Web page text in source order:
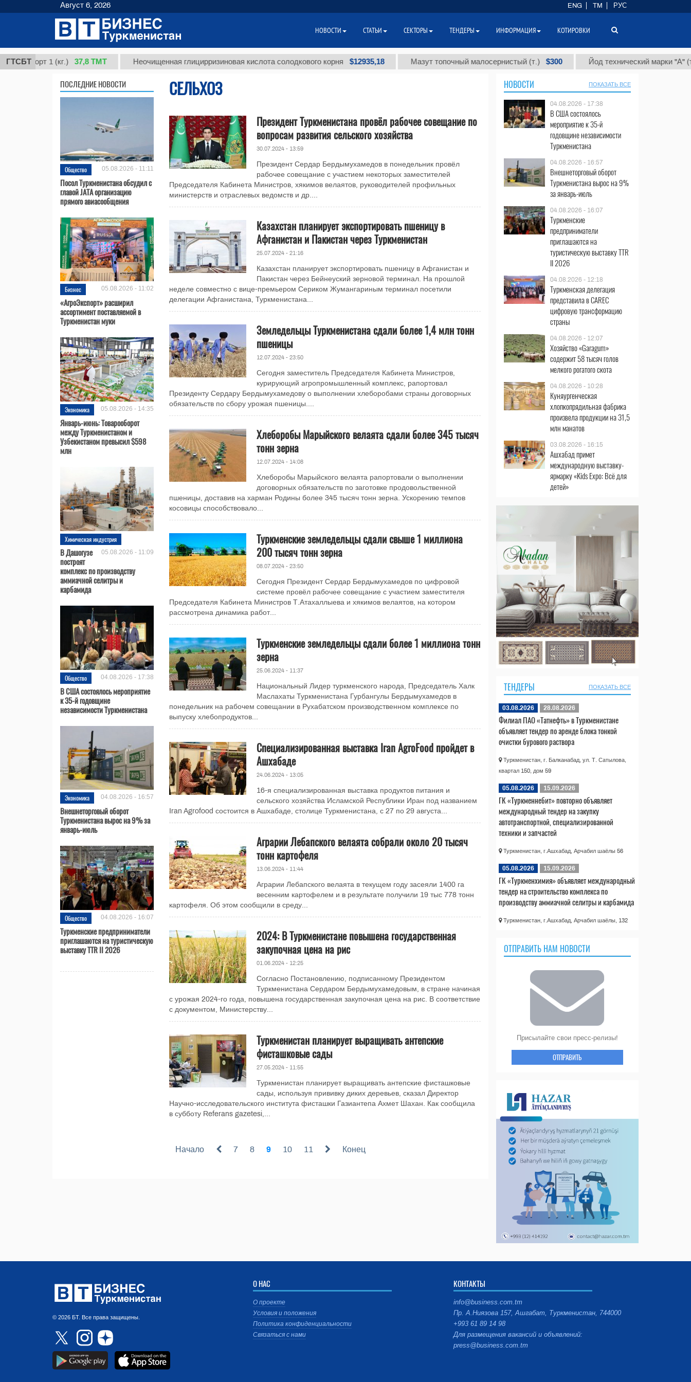
ГТСБТ
сорт 1 (кг.) 37,8 ТМТ Неочищенная глицирризиновая кислота солодкового корня $12935,18 Мазут топочный малосернистый (т.) $300 Йод технический марки "А" (т.)
ПОСЛЕДНИЕ НОВОСТИ
Общество 05.08.2026 - 11:11
Посол Туркменистана обсудил с
главой JATA организацию
прямого авиасообщения
Бизнес 05.08.2026 - 11:02
«АгроЭкспорт» расширил
ассортимент поставляемой в
Туркменистан муки
Экономика 05.08.2026 - 14:35
Январь-июнь: Товарооборот
между Туркменистаном и
Узбекистаном превысил $598
млн
Химическая индустрия
05.08.2026 - 11:09
В Дашогузе
построят
комплекс по производству
аммиачной селитры и
карбамида
Общество 04.08.2026 - 17:38
В США состоялось мероприятие
к 35-й годовщине
независимости Туркменистана
Экономика 04.08.2026 - 16:57
Внешнеторговый оборот
Туркменистана вырос на 9% за
январь-июль
Общество 04.08.2026 - 16:07
Туркменские предприниматели
приглашаются на туристическую
выставку TTR II 2026
СЕЛЬХОЗ
Президент Туркменистана провёл рабочее совещание по
вопросам развития сельского хозяйства
30.07.2024 - 13:59
Президент Сердар Бердымухамедов в понедельник провёл
рабочее совещание с участием некоторых заместителей
Председателя Кабинета Министров, хякимов велаятов, руководителей профильных
министерств и отраслевых ведомств и др....
Казахстан планирует экспортировать пшеницу в
Афганистан и Пакистан через Туркменистан
25.07.2024 - 21:16
Казахстан планирует экспортировать пшеницу в Афганистан и
Пакистан через Бейнеуский зерновой терминал. На прошлой
неделе совместно с вице-премьером Сериком Жумангариным терминал посетили
делегации Афганистана, Туркменистана...
Земледельцы Туркменистана сдали более 1,4 млн тонн
пшеницы
12.07.2024 - 23:50
Сегодня заместитель Председателя Кабинета Министров,
курирующий агропромышленный комплекс, рапортовал
Президенту Сердару Бердымухамедову о выполнении хлеборобами страны договорных
обязательств по сбору урожая пшеницы....
Хлеборобы Марыйского велаята сдали более 345 тысяч
тонн зерна
12.07.2024 - 14:08
Хлеборобы Марыйского велаята рапортовали о выполнении
договорных обязательств по заготовке продовольственной
пшеницы, доставив на харман Родины более 345 тысяч тонн зерна. Ускорению темпов
косовицы способствовало...
Туркменские земледельцы сдали свыше 1 миллиона
200 тысяч тонн зерна
08.07.2024 - 23:50
Сегодня Президент Сердар Бердымухамедов по цифровой
системе провёл рабочее совещание с участием заместителя
Председателя Кабинета Министров Т.Атахаллыева и хякимов велаятов, на котором
рассмотрена динамика работ...
Туркменские земледельцы сдали более 1 миллиона тонн
зерна
25.06.2024 - 11:37
Национальный Лидер туркменского народа, Председатель Халк
Маслахаты Туркменистана Гурбангулы Бердымухамедов в
понедельник на рабочем совещании в Рухабатском производственном комплексе по
выпуску хлебопродуктов...
Специализированная выставка Iran AgroFood пройдет в
Ашхабаде
24.06.2024 - 13:05
16-я специализированная выставка продуктов питания и
сельского хозяйства Исламской Республики Иран под названием
Iran Agrofood состоится в Ашхабаде, столице Туркменистана, с 27 по 29 августа...
Аграрии Лебапского велаята собрали около 20 тысяч
тонн картофеля
13.06.2024 - 11:44
Аграрии Лебапского велаята в текущем году засеяли 1400 га
весенним картофелем и в результате получили 19 тыс 778 тонн
картофеля. Об этом сообщили в среду...
2024: В Туркменистане повышена государственная
закупочная цена на рис
01.06.2024 - 12:25
Согласно Постановлению, подписанному Президентом
Туркменистана Сердаром Бердымухамедовым, в стране начиная
с урожая 2024-го года, повышена государственная закупочная цена на рис. В соответствие
с документом, Министерству...
Туркменистан планирует выращивать антепские
фисташковые сады
27.05.2024 - 11:55
Туркменистан планирует выращивать антепские фисташковые
сады, используя прививку диких деревьев, сказал Директор
Научно-исследовательского института фисташки Газиантепа Ахмет Шахан. Как сообщила
в субботу Referans gazetesi,...
Начало 7 8 9 10 11 Конец
НОВОСТИ ПОКАЗАТЬ ВСЕ
04.08.2026 - 17:38
В США состоялось
мероприятие к 35-й
годовщине независимости
Туркменистана
04.08.2026 - 16:57
Внешнеторговый оборот
Туркменистана вырос на 9%
за январь-июль
04.08.2026 - 16:07
Туркменские
предприниматели
приглашаются на
туристическую выставку TTR
II 2026
04.08.2026 - 12:18
Туркменская делегация
представила в CAREC
цифровую трансформацию
страны
04.08.2026 - 12:07
Хозяйство «Garagum»
содержит 58 тысяч голов
мелкого рогатого скота
04.08.2026 - 10:28
Куняургенческая
хлопкопрядильная фабрика
произвела продукции на 31,5
млн манатов
03.08.2026 - 16:15
Ашхабад примет
международную выставку-
ярмарку «Kids Expo: Всё для
детей»
ТЕНДЕРЫ ПОКАЗАТЬ ВСЕ
03.08.2026 28.08.2026
Филиал ПАО «Татнефть» в Туркменистане
объявляет тендер по аренде блока тонкой
очистки бурового раствора
Туркменистан, г. Балканабад, ул. Т. Сатылова,
квартал 150, дом 59
05.08.2026 15.09.2026
ГК «Туркменнебит» повторно объявляет
международный тендер на закупку
автотранспортной, специализированной
техники и запчастей
Туркменистан, г.Ашхабад, Арчабил шаёлы 56
05.08.2026 15.09.2026
ГК «Туркменхимия» объявляет международный
тендер на строительство комплекса по
производству аммиачной селитры и карбамида
Туркменистан, г.Ашхабад, Арчабил шаёлы, 132
ОТПРАВИТЬ НАМ НОВОСТИ
Присылайте свои пресс-релизы!
ОТПРАВИТЬ
© 2026 БТ. Все права защищены.
О НАС
О проекте
Условия и положения
Политика конфиденциальности
Связаться с нами
КОНТАКТЫ
info@business.com.tm
Пр. А.Ниязова 157, Ашгабат, Туркменистан, 744000
+993 61 89 14 98
Для размещения вакансий и объявлений:
press@business.com.tm
Август 6, 2026 ENG TM РУС
НОВОСТИ СТАТЬИ СЕКТОРЫ ТЕНДЕРЫ ИНФОРМАЦИЯ КОТИРОВКИ